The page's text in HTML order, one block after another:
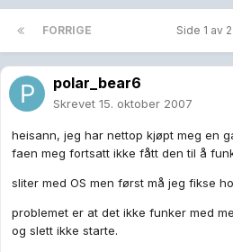
FORRIGE Side 1 av 2
polar_bear6
Skrevet 15. oktober 2007
heisann, jeg har nettop kjøpt meg en
faen meg fortsatt ikke fått den til å
sliter med OS men først må jeg fikse
problemet er at det ikke funker med
og slett ikke starte.